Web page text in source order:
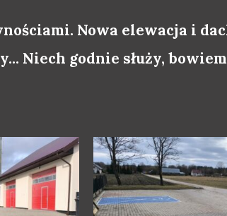
Nowa elewacja i
Niech godnie służy,